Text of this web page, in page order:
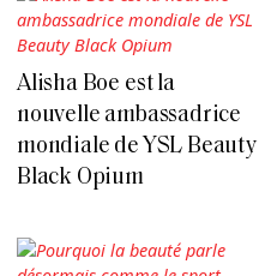
Alisha Boe est la
nouvelle ambassadrice
mondiale de YSL Beauty
Black Opium